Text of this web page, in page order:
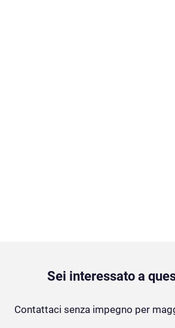
Sei interessato a
Contattaci senza impegno per